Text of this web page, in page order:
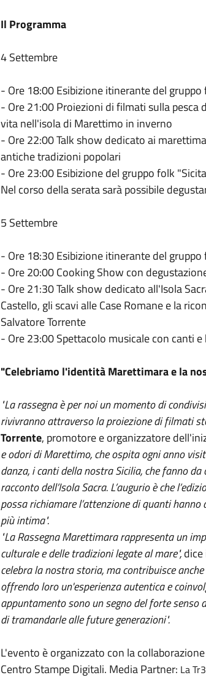
Il Programma
4 Settembre
- Ore 18:00 Esibizione itinerante del
- Ore 21:00 Proiezioni di filmati sulla pesca
vita nell'isola di Marettimo in inverno
- Ore 22:00 Talk show dedicato ai
antiche tradizioni popolari
- Ore 23:00 Esibizione del gruppo folk
Nel corso della serata sarà possibile
5 Settembre
- Ore 18:30 Esibizione itinerante del
- Ore 20:00 Cooking Show con
- Ore 21:30 Talk show dedicato all'Isola
Castello, gli scavi alle Case Romane e la
Salvatore Torrente
- Ore 23:00 Spettacolo musicale con canti
"Celebriamo l'identità Marettimara e la
"La rassegna è per noi un momento di
rivivranno attraverso la proiezione di filmati
Torrente, promotore e organizzatore
e odori di Marettimo, che ospita ogni anno
danza, i canti della nostra Sicilia, che fanno
racconto dell’Isola Sacra. L’augurio è che
possa richiamare l’attenzione di quanti
più intima".
"La Rassegna Marettimara rappresenta un
culturale e delle tradizioni legate al mare",dice
celebra la nostra storia, ma contribuisce
offrendo loro un'esperienza autentica e
appuntamento sono un segno del forte
di tramandarle alle future generazioni".
L'evento è organizzato con la
Centro Stampe Digitali. Media Partner: La